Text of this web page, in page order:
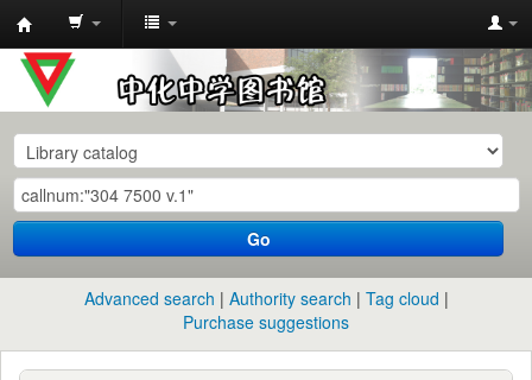
中
化
中
学
图
书
馆
目
Go
Advanced search Authority search
Tag cloud
Purchase suggestions